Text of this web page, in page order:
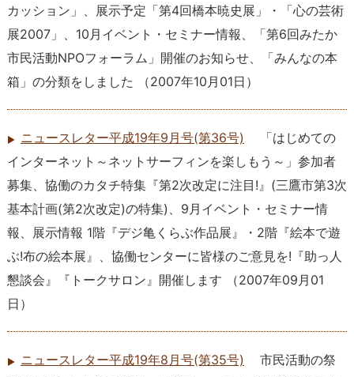
カッション」、展示予定「第4回橋本暁史展」・「心の芸術
展2007」、10月イベント・セミナー情報、「第6回みたか
市民活動NPOフォーラム」開催のお知らせ、「みんなの本
箱」の分類をしました
（2007年10月01日 ）
ニュースレター平成19年9月号(第36号)
「はじめての
インターネット～ネットサーフィンを楽しもう～」参加者
募集、協働のカタチ特集『第2次改定に注目!』(三鷹市第3次
基本計画(第2次改定)の特集)、9月イベント・セミナー情
報、展示情報 1階『デジ亀くらぶ作品展』・2階『絵本で遊
ぶ!布の絵本展』、協働センターに皆様のご意見を!『助っ人
懇談会』『トークサロン』開催します
（2007年09月01
日 ）
ニュースレター平成19年8月号(第35号)
市民活動の祭